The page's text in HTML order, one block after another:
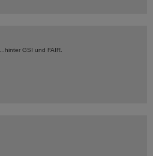
...hinter GSI und FAIR.